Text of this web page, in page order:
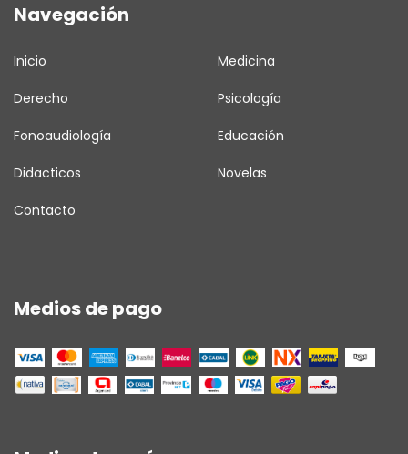
Navegación
Inicio Medicina
Derecho Psicología
Fonoaudiología Educación
Didacticos Novelas
Contacto
Medios de pago